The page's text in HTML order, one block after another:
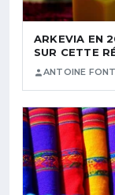
ARKEVIA EN
SUR CETTE
ANTOINE